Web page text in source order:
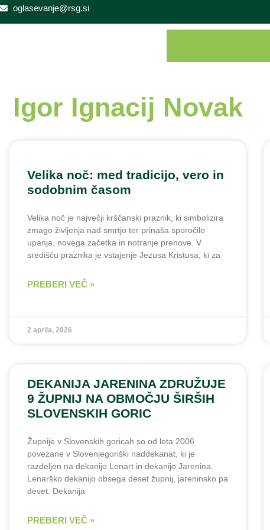
oglasevanje@rsg.si
Igor Ignacij Novak
Velika noč: med tradicijo, vero in
sodobnim časom
Velika noč je največji krščanski praznik, ki simbolizira
zmago življenja nad smrtjo ter prinaša sporočilo
upanja, novega začetka in notranje prenove. V
središču praznika je vstajenje Jezusa Kristusa, ki za
PREBERI VEČ »
2 aprila, 2026
DEKANIJA JARENINA ZDRUŽUJE
9 ŽUPNIJ NA OBMOČJU ŠIRŠIH
SLOVENSKIH GORIC
Župnije v Slovenskih goricah so od leta 2006
povezane v Slovenjegoriški naddekanat, ki je
razdeljen na dekanijo Lenart in dekanijo Jarenina.
Lenarško dekanijo obsega deset župnij, jareninsko pa
devet. Dekanija
PREBERI VEČ »